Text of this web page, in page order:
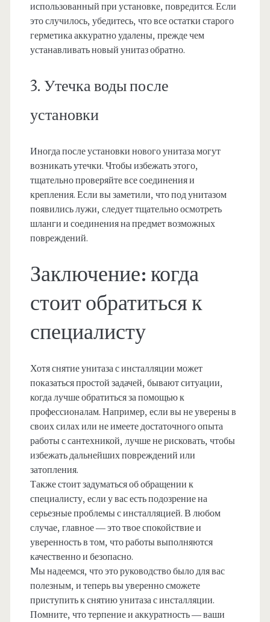
использованный при установке, повредится. Если
это случилось, убедитесь, что все остатки старого
герметика аккуратно удалены, прежде чем
устанавливать новый унитаз обратно.
3. Утечка воды после
установки
Иногда после установки нового унитаза могут
возникать утечки. Чтобы избежать этого,
тщательно проверяйте все соединения и
крепления. Если вы заметили, что под унитазом
появились лужи, следует тщательно осмотреть
шланги и соединения на предмет возможных
повреждений.
Заключение: когда
стоит обратиться к
специалисту
Хотя снятие унитаза с инсталляции может
показаться простой задачей, бывают ситуации,
когда лучше обратиться за помощью к
профессионалам. Например, если вы не уверены в
своих силах или не имеете достаточного опыта
работы с сантехникой, лучше не рисковать, чтобы
избежать дальнейших повреждений или
затопления.
Также стоит задуматься об обращении к
специалисту, если у вас есть подозрение на
серьезные проблемы с инсталляцией. В любом
случае, главное — это твое спокойствие и
уверенность в том, что работы выполняются
качественно и безопасно.
Мы надеемся, что это руководство было для вас
полезным, и теперь вы уверенно сможете
приступить к снятию унитаза с инсталляции.
Помните, что терпение и аккуратность — ваши